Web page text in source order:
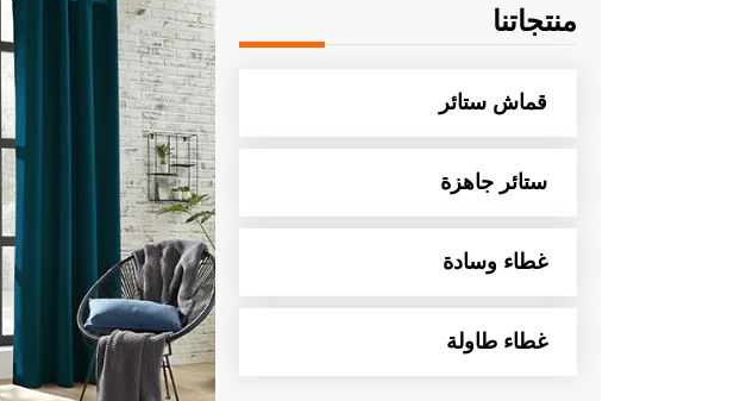
منتجاتنا
قماش ستائر
ستائر جاهزة
غطاء وسادة
غطاء طاولة